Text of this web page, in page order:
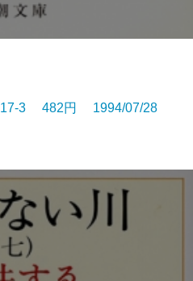
3 482円 1994/07/28